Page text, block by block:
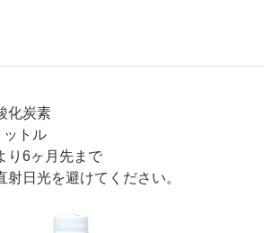
化炭素
ットル
り6ヶ月先まで
日光を避けてください。